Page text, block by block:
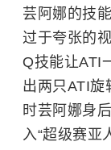
芸阿娜的技
过于夸张的
Q技能让ATI
出两只ATI旋
时芸阿娜身
入“超级赛亚